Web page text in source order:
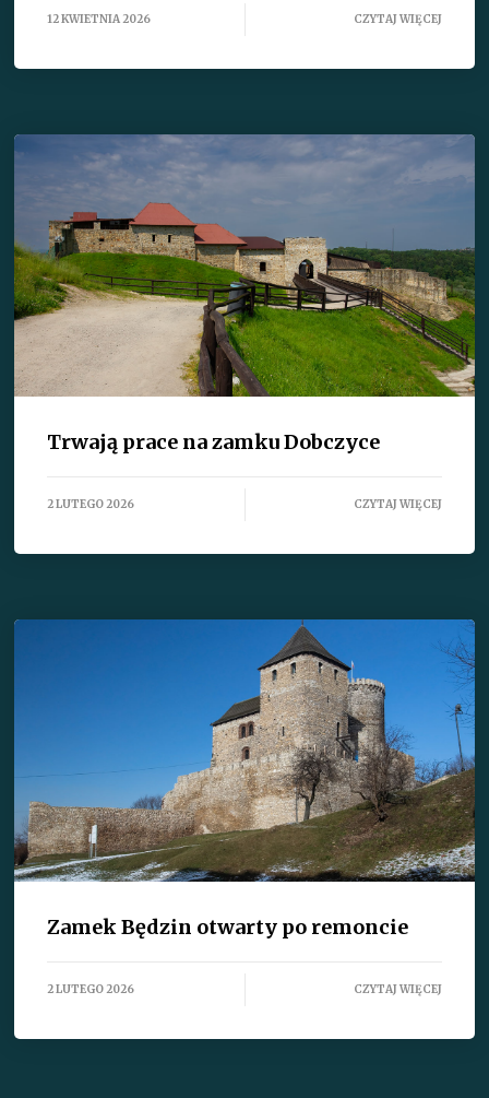
12 KWIETNIA 2026 CZYTAJ WIĘCEJ
Trwają prace na zamku Dobczyce
2 LUTEGO 2026 CZYTAJ WIĘCEJ
Zamek Będzin otwarty po remoncie
2 LUTEGO 2026 CZYTAJ WIĘCEJ